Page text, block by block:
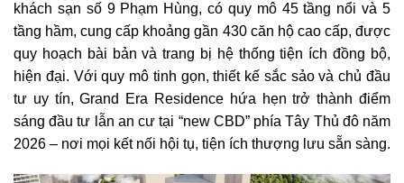
khách sạn số 9 Phạm Hùng, có quy mô 45 tầng nổi và 5
tầng hầm, cung cấp khoảng gần 430 căn hộ cao cấp, được
quy hoạch bài bản và trang bị hệ thống tiện ích đồng bộ,
hiện đại. Với quy mô tinh gọn, thiết kế sắc sảo và chủ đầu
tư uy tín, Grand Era Residence hứa hẹn trở thành điểm
sáng đầu tư lẫn an cư tại “new CBD” phía Tây Thủ đô năm
2026 – nơi mọi kết nối hội tụ, tiện ích thượng lưu sẵn sàng.